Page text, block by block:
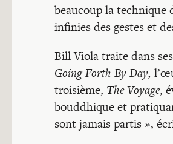
beaucoup la technique
infinies des gestes et
Bill Viola traite dans
Going Forth By Day,
troisième, The Voyage,
bouddhique et
sont jamais partis »,